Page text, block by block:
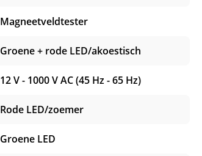
Magneetveldtester
Groene + rode LED/akoestisch
12 V - 1000 V AC (45 Hz - 65 Hz)
Rode LED/zoemer
Groene LED